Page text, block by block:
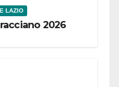
LAZIO
2026